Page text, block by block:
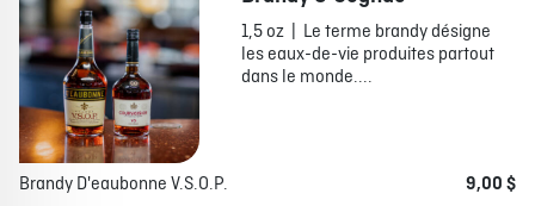
1,5 oz | Le terme brandy désigne
les eaux-de-vie produites partout
dans le monde....
Brandy D'eaubonne V.S.O.P.
9,00 $